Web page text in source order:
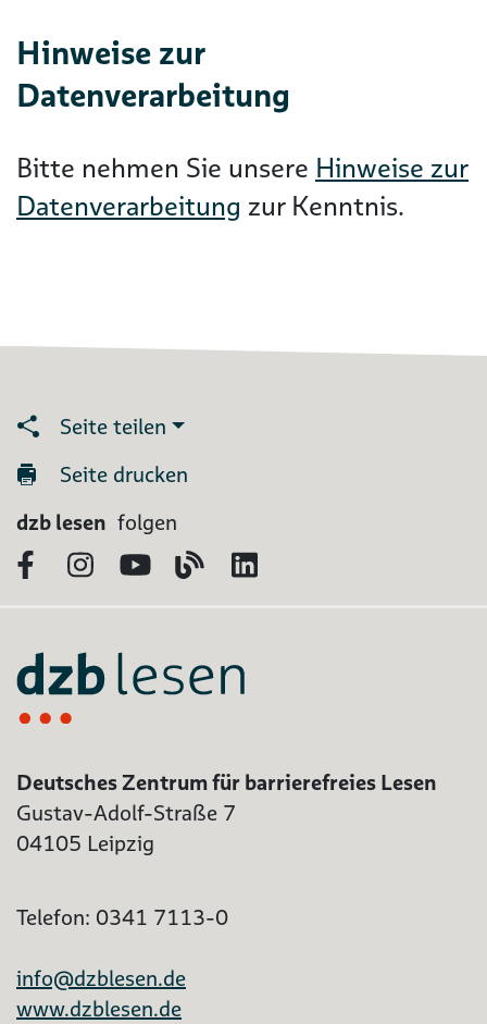
Hinweise zur
Datenverarbeitung
Bitte nehmen Sie unsere Hinweise zur
Datenverarbeitung zur Kenntnis.
Seite teilen
Seite drucken
dzb lesen folgen
FacebookInstagram
YouTubeBlog
Deutsches Zentrum für barrierefreies Lesen
Gustav-Adolf-Straße 7
04105 Leipzig
Telefon: 0341 7113-0
info@dzblesen.de
www.dzblesen.de